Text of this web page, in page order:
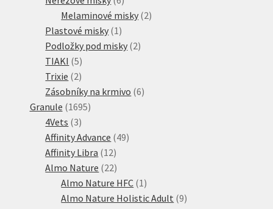
produktů
Melaminové misky 22
Plastové misky 1 1
produkt
Podložky pod misky 22
TIAKI 55
produktů
Trixie 22
produkty
Zásobníky na krmivo 66
Granule 16951695
4Vets 33
produkty
Affinity Advance 4949
Affinity Libra 1212
produktů
Almo Nature 2222
produktů
Almo Nature HFC 1 1
produkt
Almo Nature Holistic Adult 99